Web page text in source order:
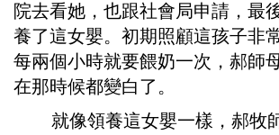
院去看她，也跟社會局申請，最
養了這女嬰。初期照顧這孩子非
每兩個小時就要餵奶一次，郝師
在那時候都變白了。
就像領養這女嬰一樣，郝牧